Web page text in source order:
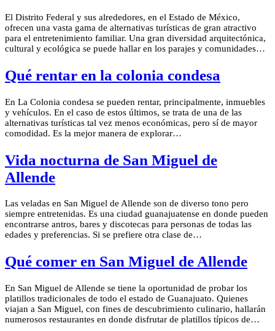
El Distrito Federal y sus alrededores, en el Estado de México,
ofrecen una vasta gama de alternativas turísticas de gran atractivo
para el entretenimiento familiar. Una gran diversidad arquitectónica,
cultural y ecológica se puede hallar en los parajes y comunidades…
Qué rentar en la colonia condesa
En La Colonia condesa se pueden rentar, principalmente, inmuebles
y vehículos. En el caso de estos últimos, se trata de una de las
alternativas turísticas tal vez menos económicas, pero sí de mayor
comodidad. Es la mejor manera de explorar…
Vida nocturna de San Miguel de
Allende
Las veladas en San Miguel de Allende son de diverso tono pero
siempre entretenidas. Es una ciudad guanajuatense en donde pueden
encontrarse antros, bares y discotecas para personas de todas las
edades y preferencias. Si se prefiere otra clase de…
Qué comer en San Miguel de Allende
En San Miguel de Allende se tiene la oportunidad de probar los
platillos tradicionales de todo el estado de Guanajuato. Quienes
viajan a San Miguel, con fines de descubrimiento culinario, hallarán
numerosos restaurantes en donde disfrutar de platillos típicos de…